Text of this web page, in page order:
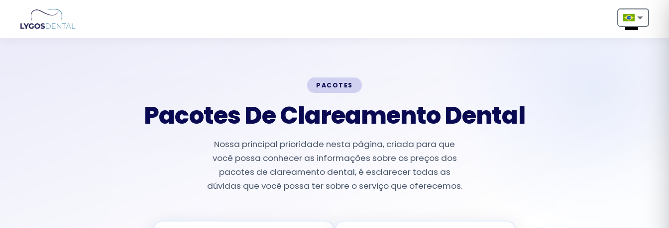
Nederlands
PACOTES
Pacotes De Clareamento Dental
Nossa principal prioridade nesta página, criada para que
você possa conhecer as informações sobre os preços dos
pacotes de clareamento dental, é esclarecer todas as
dúvidas que você possa ter sobre o serviço que oferecemos.